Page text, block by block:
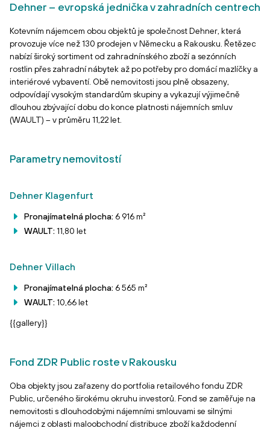
Dehner – evropská jednička v zahradních centrech
Kotevním nájemcem obou objektů je společnost Dehner, která
provozuje více než 130 prodejen v Německu a Rakousku. Řetězec
nabízí široký sortiment od zahradnínského zboží a sezónních
rostlin přes zahradní nábytek až po potřeby pro domácí mazlíčky a
interiérové vybaventí. Obě nemovitosti jsou plně obsazeny,
odpovídají vysokým standardům skupiny a vykazují výjimečně
dlouhou zbývající dobu do konce platnosti nájemních smluv
(WAULT) – v průměru 11,22 let.
Parametry nemovitostí
Dehner Klagenfurt
Pronajímatelná plocha: 6 916 m²
WAULT:11,80 let
Dehner Villach
Pronajímatelná plocha: 6 565 m²
WAULT:10,66 let
{{gallery}}
Fond ZDR Public roste v Rakousku
Oba objekty jsou zařazeny do portfolia retailového fondu ZDR
Public, určeného širokému okruhu investorů. Fond se zaměřuje na
nemovitosti s dlouhodobými nájemními smlouvami se silnými
nájemci z oblasti maloobchodní distribuce zboží každodenní